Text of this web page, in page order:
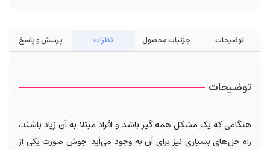
توضیحات جزئیات محصول نظرات پرسش و پاسخ
توضیحات
هنگامی که یک مشکل همه گیر باشد و افراد مبتلا به آن زیاد باشند،
راه حل‌های بسیاری نیز برای آن به وجود می‌آید. جوش صورت یکی از